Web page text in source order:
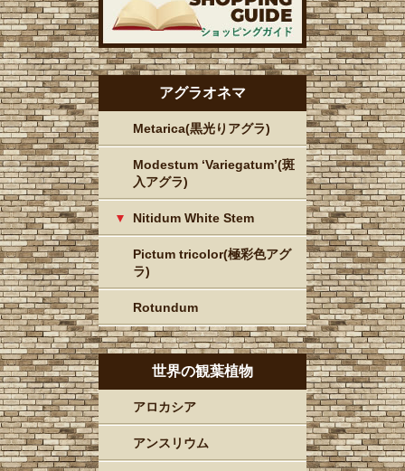
アグラオネマ
Metarica(黒光りアグラ)
Modestum ‘Variegatum’(斑
入アグラ)
Nitidum White Stem
Pictum tricolor(極彩色アグ
ラ)
Rotundum
世界の観葉植物
アロカシア
アンスリウム